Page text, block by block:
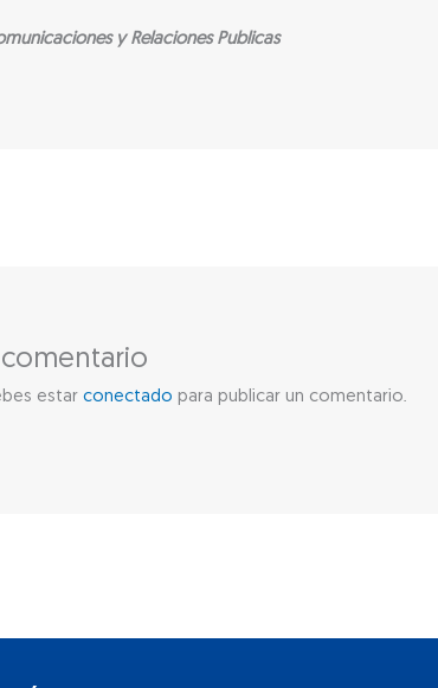
y Relaciones Publicas
comentario
estarconectado para publicar un comentario.